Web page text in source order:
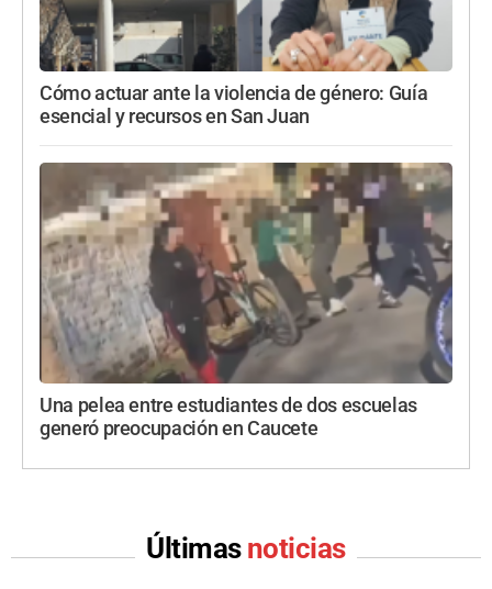
Cómo actuar ante la violencia de género: Guía
esencial y recursos en San Juan
Una pelea entre estudiantes de dos escuelas
generó preocupación en Caucete
Últimas noticias